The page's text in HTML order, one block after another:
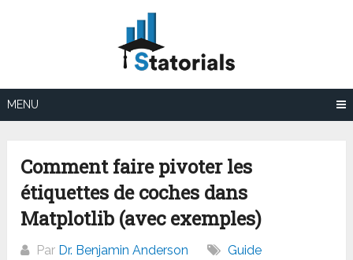
MENU
Comment faire pivoter les
étiquettes de coches dans
Matplotlib (avec exemples)
Par Dr. Benjamin Anderson Guide